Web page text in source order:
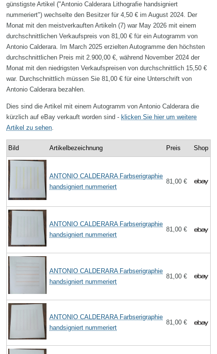
günstigste Artikel ("Antonio Calderara Lithografie handsigniert
nummeriert") wechselte den Besitzer für 4,50 € im August 2024. Der
Monat mit den meistverkauften Artikeln (7) war May 2026 mit einem
durchschnittlichen Verkaufspreis von 81,00 € für ein Autogramm von
Antonio Calderara. Im March 2025 erzielten Autogramme den höchsten
durchschnittlichen Preis mit 2.900,00 €, während November 2024 der
Monat mit den niedrigsten Verkaufspreisen von durchschnittlich 15,50 €
war. Durchschnittlich müssen Sie 81,00 € für eine Unterschrift von
Antonio Calderara bezahlen.
Dies sind die Artikel mit einem Autogramm von Antonio Calderara die
kürzlich auf eBay verkauft worden sind - klicken Sie hier um weitere
Artikel zu sehen.
Bild Artikelbezeichnung Preis Shop
ANTONIO CALDERARA Farbserigraphie
handsigniert nummeriert
81,00 €
ANTONIO CALDERARA Farbserigraphie
handsigniert nummeriert
81,00 €
ANTONIO CALDERARA Farbserigraphie
handsigniert nummeriert
81,00 €
ANTONIO CALDERARA Farbserigraphie
handsigniert nummeriert
81,00 €